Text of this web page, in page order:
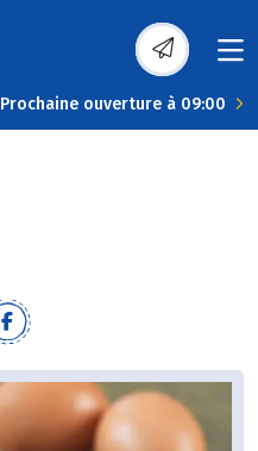
Prochaine ouverture à 09:00